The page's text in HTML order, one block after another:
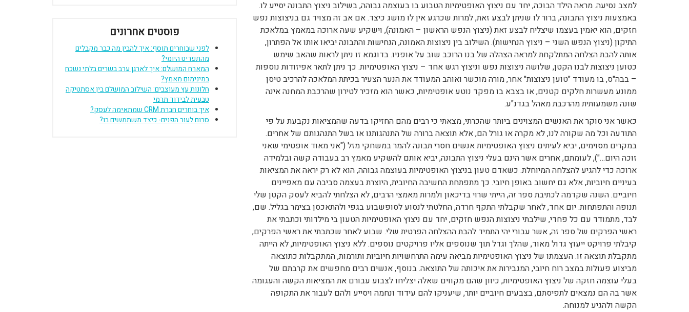
למצב נסיעה. מראה הילד הבוכה, יחד עם ניצוץ האופטימיות הטבוע בו בעוצמה גבוהה, בשילוב ניצוץ התבונה יסייע לו.
באמצעות ניצוץ התבונה, ברור לו שניתן לבצע זאת, למרות שכרגע אין לו מושג כיצד. אם אב זה מצויד גם בניצוצות נפש
חזקים, הוא יאמין בעצמו שיצליח לבצע זאת (ניצוץ הנפש הראשון – האמונה), וישקיע שעה ארוכה במאמץ במלאכת
התיקון (ניצוץ הנפש השני – ניצוץ הנחישות). השילוב בין ניצוצות האמונה, הנחישות והתבונה יביאו אותו אל הפתרון,
אותה להבת הצלחה המתלקחת למראה הצהלה של בנו הרוכב שוב על אופניו. בדוגמא זו ניתן לראות שהאב שימש
כטוען ניצוצות לבנו הקטן, שלושה ניצוצות נפש וניצוץ רגש אחד – ניצוץ האופטימיות. כך ניתן לתאר אפיזודות נוספות
– בבה"ס, בו מעודד "טוען ניצוצות" אחר, מורה מוכשר ואוהב המעודד את הנער הצעיר בכיתת המלאכה להרכיב טיסן
ממונע מעשרות חלקים קטנים, או בצבא בו מפקד נוטע אופטימיות, כאשר הוא מזכיר לטירון שהרכבת המחנה אינה
שונה משמעותית מהרכבת מאהל בגדנ"ע.
כאשר אני סוקר את האנשים המצוינים ביותר שהכרתי, מצאתי כי רבים מהם החזיקו בדעה שהמציאות נקבעת על פי
התודעה וכל מה שקורה לנו, לא מקרה או גורל הם, אלא תוצאה ברורה של התנהגותנו או בשל התנהגותם של אחרים.
במקרים מסוימים, יביא לעיתים ניצוץ האופטימיות אנשים חסרי תבונה להמר במשחקי מזל ("אני מאוד אופטימי שאני
זוכה היום…"), לעומתם, אחרים אשר הינם בעלי ניצוץ התבונה, יביא אותם להשקיע מאמץ רב בעבודה קשה ובלמידה
ארוכה כדי להגיע להצלחה המיוחלת. כשאדם טעון בניצוץ האופטימיות בעוצמה גבוהה, הוא לא רק יראה את המציאות
בעיניים חיוביות, אלא גם יחשוב באופן חיובי. כך מתפתחת החשיבה החיובית, היוצרת בעצמה סביבה עם מאפיינים
חיוביים. השנה שקדמה לכתיבת ספר זה, הייתי שרוי בדיכאון ולמרות מאמצי הרבים, לא הצלחתי להביא לעסק הקטן שלי
תנופה והתפתחות. יום אחד, לאחר שקבלתי התקף חרדה, החלטתי לנסוע לסופשבוע בגפי ולהתאכסן בצימר בגליל. שם,
לבד, מתמודד עם כל פחדי, שילבתי ניצוצות הנפש חזקים, יחד עם ניצוץ האופטימיות הטעון בי מילדותי וכתבתי את
ראשי הפרקים של ספר זה, אשר עבורי יהי התמיד להבת ההצלחה הפרטית שלי. שבוע לאחר שכתבתי את ראשי הפרקים,
קיבלתי פרויקט ייעוץ גדול מאוד, שהלך וגדל תוך שנוספים אליו פרויקטים נוספים. ללא ניצוץ האופטימיות, לא הייתה
מתקבלת תוצאה זו. העצמתו של ניצוץ האופטימיות מביאה עימה התרחשויות חיוביות ותורמות, המתקבלות כתוצאה
מביצוע פעולות במצב רוח חיובי, המגבירות את איכותה של התוצאה. בנוסף, אנשים רבים מחפשים את קרבתם של
בעלי עוצמה חזקה של ניצוץ האופטימיות, כיוון שהם מקווים שאלה יצליחו לצבוע עבורם את המציאות הקשה והעגומה
אשר בה הם נמצאים לתפיסתם, בצבעים חיוביים יותר, שיעניקו להם עידוד ונחמה ויסייע ולהם לעבור את התקופה
הקשה ולהגיע למנוחה.
פוסטים אחרונים
לפני שבוחרים תוסף: איך להבין מה כבר מקבלים
מהתפריט היומי?
המארח המושלם: איך לארגן ערב בשרים בלתי נשכח
במינימום מאמץ?
חלונות עץ מעוצבים: השילוב המושלם בין אסתטיקה
טבעית לבידוד תרמי
איך בוחרים חברת CRM שמתאימה לעסק?
סרום לעור הפנים- כיצד משתמשים בו?